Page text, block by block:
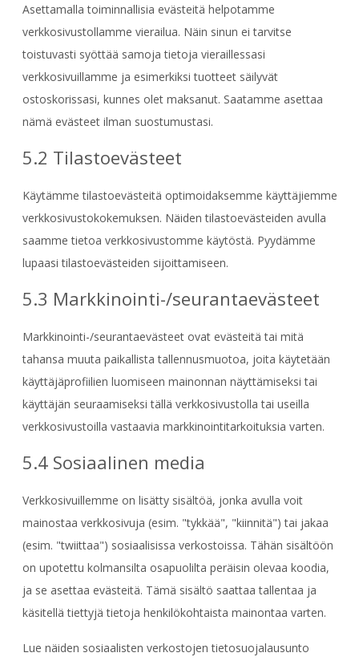
Asettamalla toiminnallisia evästeitä helpotamme
verkkosivustollamme vierailua. Näin sinun ei tarvitse
toistuvasti syöttää samoja tietoja vieraillessasi
verkkosivuillamme ja esimerkiksi tuotteet säilyvät
ostoskorissasi, kunnes olet maksanut. Saatamme asettaa
nämä evästeet ilman suostumustasi.
5.2 Tilastoevästeet
Käytämme tilastoevästeitä optimoidaksemme käyttäjiemme
verkkosivustokokemuksen. Näiden tilastoevästeiden avulla
saamme tietoa verkkosivustomme käytöstä. Pyydämme
lupaasi tilastoevästeiden sijoittamiseen.
5.3 Markkinointi-/seurantaevästeet
Markkinointi-/seurantaevästeet ovat evästeitä tai mitä
tahansa muuta paikallista tallennusmuotoa, joita käytetään
käyttäjäprofiilien luomiseen mainonnan näyttämiseksi tai
käyttäjän seuraamiseksi tällä verkkosivustolla tai useilla
verkkosivustoilla vastaavia markkinointitarkoituksia varten.
5.4 Sosiaalinen media
Verkkosivuillemme on lisätty sisältöä, jonka avulla voit
mainostaa verkkosivuja (esim. "tykkää", "kiinnitä") tai jakaa
(esim. "twiittaa") sosiaalisissa verkostoissa. Tähän sisältöön
on upotettu kolmansilta osapuolilta peräisin olevaa koodia,
ja se asettaa evästeitä. Tämä sisältö saattaa tallentaa ja
käsitellä tiettyjä tietoja henkilökohtaista mainontaa varten.
Lue näiden sosiaalisten verkostojen tietosuojalausunto